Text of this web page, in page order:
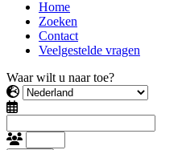
Home
Zoeken
Contact
Veelgestelde vragen
Waar wilt u naar toe?